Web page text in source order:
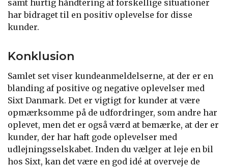
samt hurtig håndtering af forskellige situationer
har bidraget til en positiv oplevelse for disse
kunder.
Konklusion
Samlet set viser kundeanmeldelserne, at der er en
blanding af positive og negative oplevelser med
Sixt Danmark. Det er vigtigt for kunder at være
opmærksomme på de udfordringer, som andre har
oplevet, men det er også værd at bemærke, at der er
kunder, der har haft gode oplevelser med
udlejningsselskabet. Inden du vælger at leje en bil
hos Sixt, kan det være en god idé at overveje de